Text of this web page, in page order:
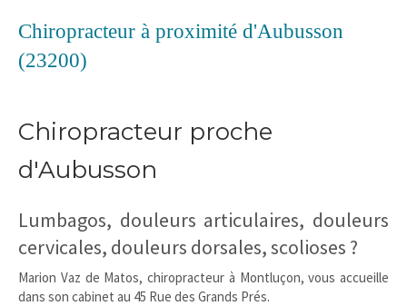
Chiropracteur à proximité d'Aubusson
(23200)
Chiropracteur proche
d'Aubusson
Lumbagos, douleurs articulaires, douleurs
cervicales, douleurs dorsales, scolioses ?
Marion Vaz de Matos, chiropracteur à Montluçon, vous accueille
dans son cabinet au 45 Rue des Grands Prés.